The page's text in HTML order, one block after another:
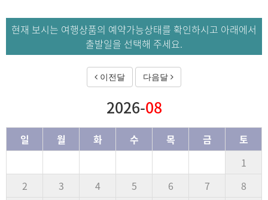
현재 보시는 여행상품의 예약가능상태를 확인하시고 아래에서
출발일을 선택해 주세요.
이전달 다음달
2026-08
일 월 화 수 목 금
토
1
2
3 4 5 6 7
8